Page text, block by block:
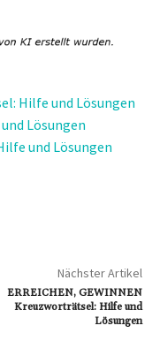
Hilfe und Lösungen
Lösungen
und Lösungen
Nächster Artikel
ERREICHEN, GEWINNEN
Kreuzworträtsel: Hilfe und
Lösungen